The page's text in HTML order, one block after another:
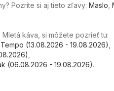
Pozrite si aj tieto zľavy: Maslo
káva, si môžete pozrieť tu:
(13.08.2026 - 19.08.2026)
(06.08.2026 - 19.08.2026).